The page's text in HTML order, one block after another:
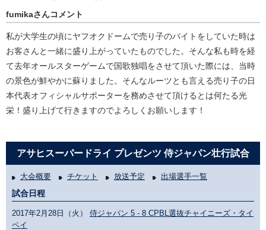
fumikaさんコメント
私が大学生の頃にヤフオクドームで売り子のバイトをしていた時は
お客さんと一緒に盛り上がっていたものでした。そんな私も時を経
て去年オールスターゲームで国歌独唱をさせて頂いた際には、当時
の景色が鮮やかに蘇りました。そんなルーツとも言える売り子の日
本代表オフィシャルサポーターを務めさせて頂けるとは何たる光
栄！盛り上げて行きますのでよろしくお願いします！
アサヒスーパードライ プレゼンツ 侍ジャパン壮行試合
大会概要 チケット 放送予定 出場選手一覧
試合日程
2017年2月28日（火） 侍ジャパン 5 - 8 CPBL選抜チャイニーズ・タイ
ペイ